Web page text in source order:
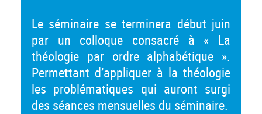
Le séminaire se terminera début juin
par un colloque consacré à « La
théologie par ordre alphabétique ».
Permettant d’appliquer à la théologie
les problématiques qui auront surgi
des séances mensuelles du séminaire.